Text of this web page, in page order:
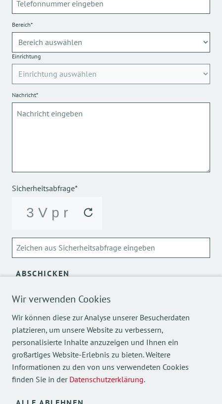
Wir verwenden Cookies
Wir können diese zur Analyse unserer Besucherdaten
platzieren, um unsere Website zu verbessern,
personalisierte Inhalte anzuzeigen und Ihnen ein
großartiges Website-Erlebnis zu bieten. Weitere
Informationen zu den von uns verwendeten Cookies
finden Sie in der Datenschutzerklärung.
Bereich*
Einrichtung
Nachricht*
Sicherheitsabfrage*
ABSCHICKEN
Über die Verarbeitung meiner personenbezogenen Daten
Mehr Einblicke in unsere Arbeit finden Sie auch auf
unseren Social Media Kanälen.